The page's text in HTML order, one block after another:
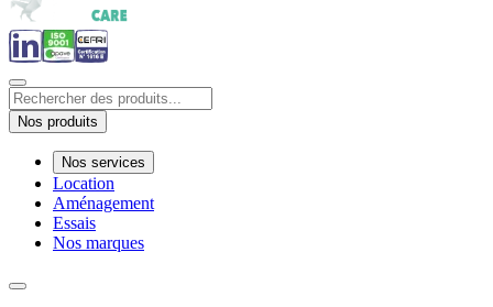
Nos produits
Nos services
Location
Aménagement
Essais
Nos marques